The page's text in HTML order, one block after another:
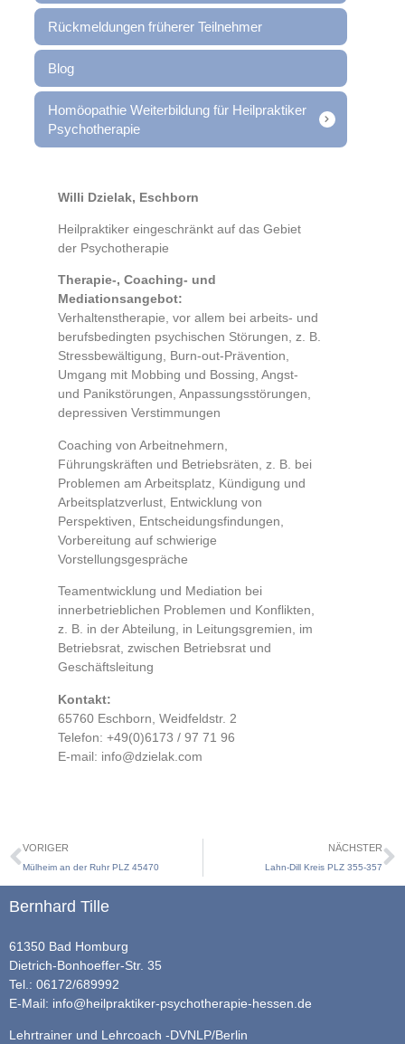
Rückmeldungen früherer Teilnehmer
Blog
Homöopathie Weiterbildung für Heilpraktiker
Psychotherapie
Willi Dzielak, Eschborn
Heilpraktiker eingeschränkt auf das Gebiet
der Psychotherapie
Therapie-, Coaching- und
Mediationsangebot:
Verhaltenstherapie, vor allem bei arbeits- und
berufsbedingten psychischen Störungen, z. B.
Stressbewältigung, Burn-out-Prävention,
Umgang mit Mobbing und Bossing, Angst-
und Panikstörungen, Anpassungsstörungen,
depressiven Verstimmungen
Coaching von Arbeitnehmern,
Führungskräften und Betriebsräten, z. B. bei
Problemen am Arbeitsplatz, Kündigung und
Arbeitsplatzverlust, Entwicklung von
Perspektiven, Entscheidungsfindungen,
Vorbereitung auf schwierige
Vorstellungsgespräche
Teamentwicklung und Mediation bei
innerbetrieblichen Problemen und Konflikten,
z. B. in der Abteilung, in Leitungsgremien, im
Betriebsrat, zwischen Betriebsrat und
Geschäftsleitung
Kontakt:
65760 Eschborn, Weidfeldstr. 2
Telefon: +49(0)6173 / 97 71 96
E-mail: info@dzielak.com
VORIGER
Mülheim an der Ruhr PLZ 45470
NÄCHSTER
Lahn-Dill Kreis PLZ 355-357
Bernhard Tille
61350 Bad Homburg
Dietrich-Bonhoeffer-Str. 35
Tel.: 06172/689992
E-Mail: info@heilpraktiker-psychotherapie-hessen.de
Lehrtrainer und Lehrcoach -DVNLP/Berlin